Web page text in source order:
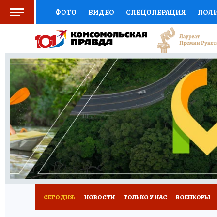
ФОТО ВИДЕО СПЕЦОПЕРАЦИЯ
СОЦПОДДЕРЖКА НАУКА СПЕЦПРОЕКТЫ
НАЦИОНАЛЬНЫЕ ПРОЕКТЫ РОССИИ
ЖЕНСКИЕ СЕКРЕТЫ ПУТЕВОДИТЕЛЬ
ДЕФИЦИТ ЖЕЛЕЗА ПРЕСС-ЦЕНТР
РЕКЛАМА ТЕСТЫ НОВОЕ НА САЙТЕ
СЕГОДНЯ: НОВОСТИ ТОЛЬКО У НАС ВОЕНКОРЫ